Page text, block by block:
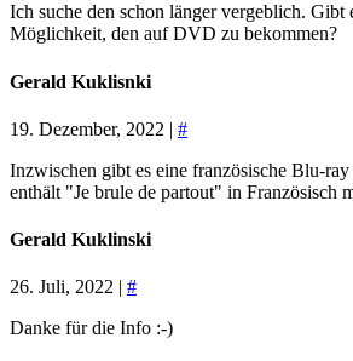
Ich suche den schon länger vergeblich. Gibt
Möglichkeit, den auf DVD zu bekommen?
Gerald Kuklisnki
19. Dezember, 2022 | #
Inzwischen gibt es eine französische Blu-
enthält "Je brule de partout" in Französisch
Gerald Kuklinski
26. Juli, 2022 | #
Danke für die Info :-)